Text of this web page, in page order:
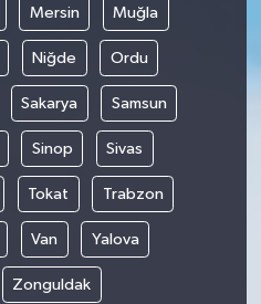
Mersin Muğla
Niğde Ordu
Sakarya Samsun
Sinop Sivas
Tokat Trabzon
Van Yalova
Zonguldak